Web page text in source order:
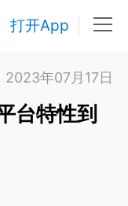
打开App
2023年07月17日
台特性到